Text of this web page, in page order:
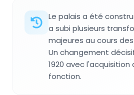
Le palais a été
a subi plusieurs
majeures au cours
Un changement
1920 avec l'acquisition
fonction.